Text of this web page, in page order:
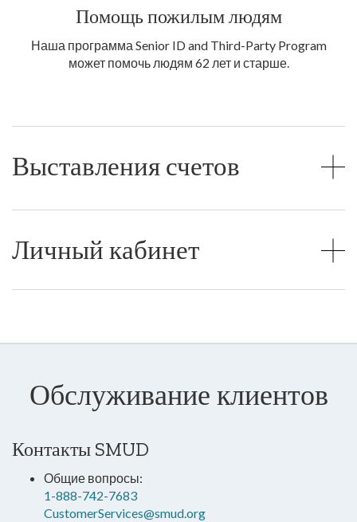
Помощь пожилым людям
Наша программа Senior ID and Third-Party Program
может помочь людям 62 лет и старше.
Выставления счетов
Личный кабинет
Обслуживание клиентов
Контакты SMUD
Общие вопросы:
1-888-742-7683
CustomerServices@smud.org